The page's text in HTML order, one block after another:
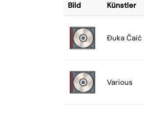
Bild Künstler
Đuka Čaić
Various